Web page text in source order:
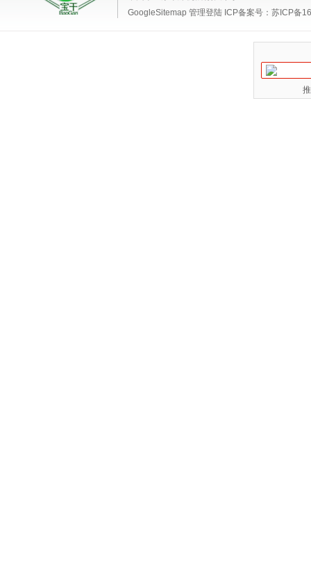
GoogleSitemap 管理登陆 ICP备案号： 苏ICP备